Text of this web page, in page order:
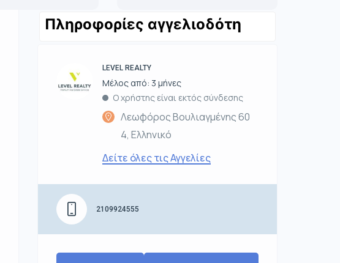
Πληροφορίες αγγελιοδότη
LEVEL REALTY
Μέλος από: 3 μήνες
Ο χρήστης είναι εκτός σύνδεσης
Λεωφόρος Βουλιαγμένης 60
4, Ελληνικό
Δείτε όλες τις Αγγελίες
2109924555